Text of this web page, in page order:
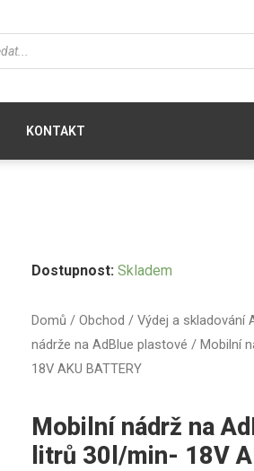
KONTAKT
Domů / Obchod / Výdej a skladování
nádrže na AdBlue plastové / Mobilní
18V AKU BATTERY
Mobilní nádrž na
litrů 30l/min- 18V
Dostupnost: Skladem